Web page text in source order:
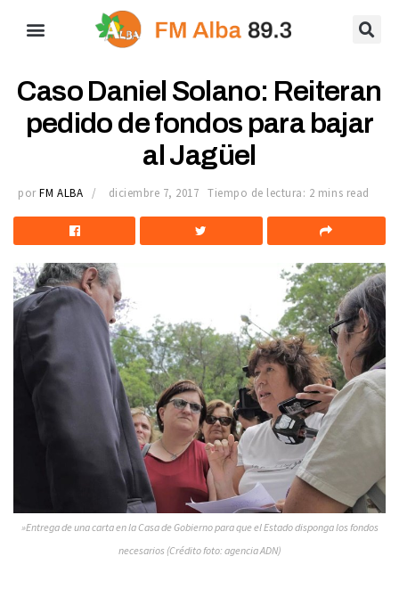
Caso Daniel Solano: Reiteran
pedido de fondos para bajar
al Jagüel
por FM ALBA diciembre 7, 2017 Tiempo de lectura: 2 mins read
»Entrega de una carta en la Casa de Gobierno para que el Estado disponga los fondos
necesarios (Crédito foto: agencia ADN)